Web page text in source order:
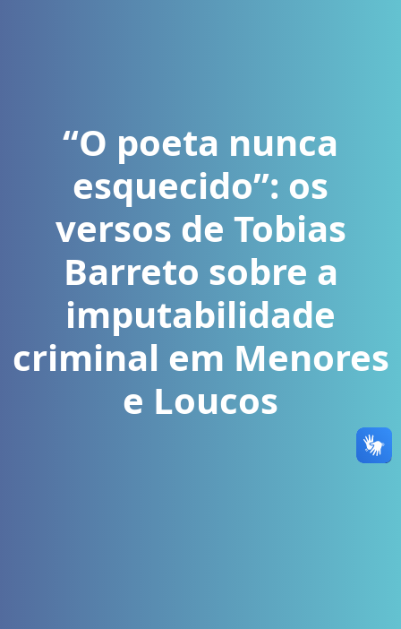
“O poeta nunca
esquecido”: os
versos de Tobias
Barreto sobre a
imputabilidade
criminal em Menores
e Loucos